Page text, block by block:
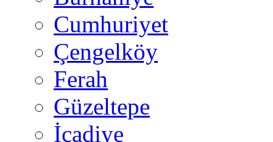
Cumhuriyet
Çengelköy
Ferah
Güzeltepe
İcadiye